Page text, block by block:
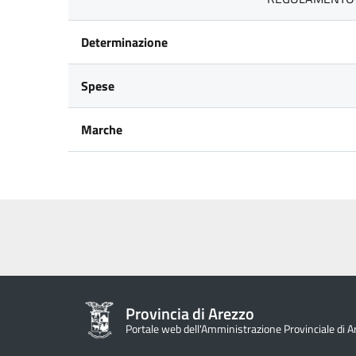
Determinazione
Spese
Marche
Provincia di Arezzo
Portale web dell'Amministrazione Provinciale di